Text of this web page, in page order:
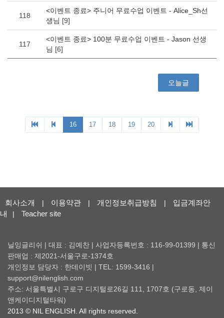
회사소개 | 이용약관 | 개인정보취급방침 |
입금계좌안
내
| Teacher site
닐잉글리쉬 | 대표 : 김예찬 | 사업자등록번호 : 116-99-01399 | 통신
판매업 : 제2021-서울구로-1374호
개인정보 담당자 : 한데이빗 | TEL: 1599-3416 |
support@nilenglish.com
주소: 서울특별시 구로구 디지털로26길 111, 1707호 (구로동, 제이
앤케이디지털타워)
2013 © NIL ENGLISH. All rights reserved.